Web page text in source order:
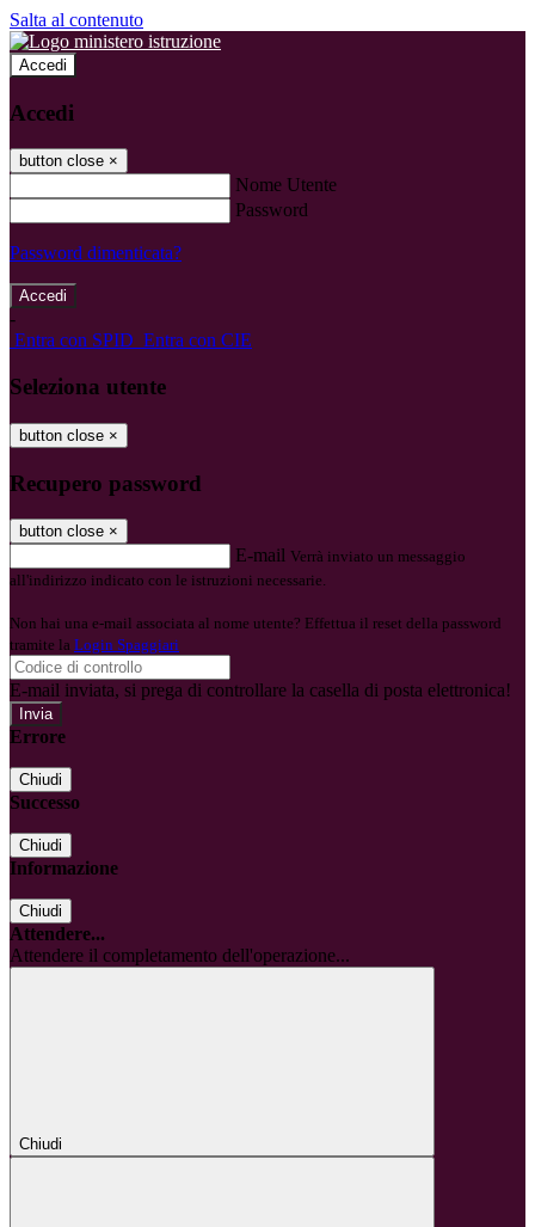
Salta al contenuto
Accedi
Accedi
button close ×
Nome Utente
Password
Password dimenticata?
-
Entra con SPID Entra con CIE
Seleziona utente
button close ×
Recupero password
button close ×
E-mail Verrà inviato un messaggio
all'indirizzo indicato con le istruzioni necessarie.
Non hai una e-mail associata al nome utente? Effettua il reset della password
tramite la Login Spaggiari
E-mail inviata, si prega di controllare la casella di posta elettronica!
Errore
Chiudi
Successo
Chiudi
Informazione
Chiudi
Attendere...
Attendere il completamento dell'operazione...
Chiudi